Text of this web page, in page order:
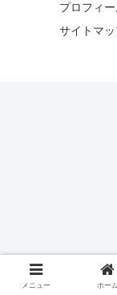
プロフィ
サイトマ
メニュー ホーム